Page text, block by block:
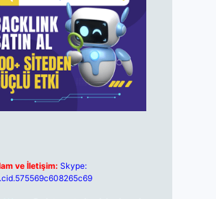
ve İletişim: Skype: